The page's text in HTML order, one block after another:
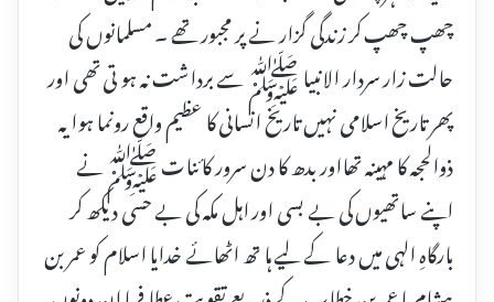
چھپ چھپ کر زندگی گزار نے پر مجبور تھے ۔ مسلمانوں کی
حالت زار سردار الانبیا ﷺ سے برداشت نہ ہو تی تھی اور
پھر تاریخ اسلامی نہیں تاریخ انسانی کا عظیم واقع رونما ہوا یہ
ذوالحجہ کا مہینہ تھااور بدھ کا دن سرور کائنات ﷺ نے
اپنے ساتھیوں کی بے بسی اور اہل مکہ کی بے حسی دیکھ کر
بارگاہِ الہی میں دعا کے لیے ہا تھ اٹھائے خدایا اسلام کو عمر بن